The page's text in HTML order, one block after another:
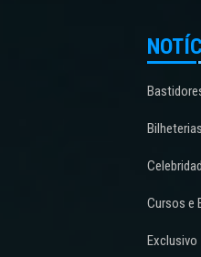
Bilheterias
Cursos e
Exclusivo